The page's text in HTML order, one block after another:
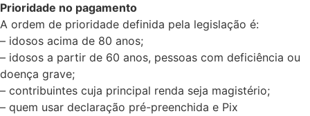
Prioridade no pagamento
A ordem de prioridade definida pela legislação é:
– idosos acima de 80 anos;
– idosos a partir de 60 anos, pessoas com deficiência ou
doença grave;
– contribuintes cuja principal renda seja magistério;
– quem usar declaração pré-preenchida e Pix